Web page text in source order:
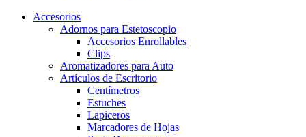
Accesorios
Adornos para Estetoscopio
Accesorios Enrollables
Clips
Aromatizadores para Auto
Artículos de Escritorio
Centímetros
Estuches
Lapiceros
Marcadores de Hojas